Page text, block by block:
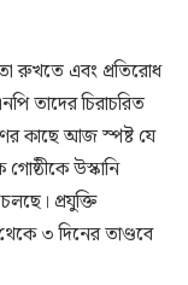
রুখতে এবং প্রতিরোধ
তাদের চিরাচরিত
কাছে আজ স্পষ্ট যে
উস্কানি
প্রযুক্তি
৩ দিনের তাণ্ডবে